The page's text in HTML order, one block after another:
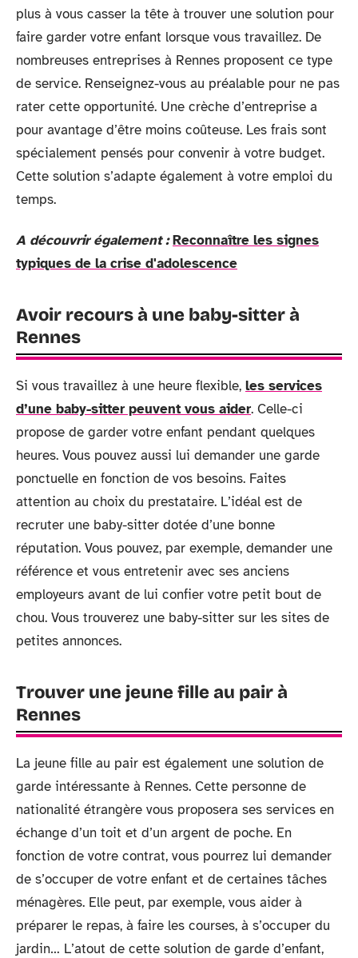
plus à vous casser la tête à trouver une solution pour
faire garder votre enfant lorsque vous travaillez. De
nombreuses entreprises à Rennes proposent ce type
de service. Renseignez-vous au préalable pour ne pas
rater cette opportunité. Une crèche d’entreprise a
pour avantage d’être moins coûteuse. Les frais sont
spécialement pensés pour convenir à votre budget.
Cette solution s’adapte également à votre emploi du
temps.
A découvrir également : Reconnaître les signes
typiques de la crise d'adolescence
Avoir recours à une baby-sitter à
Rennes
Si vous travaillez à une heure flexible, les services
d’une baby-sitter peuvent vous aider. Celle-ci
propose de garder votre enfant pendant quelques
heures. Vous pouvez aussi lui demander une garde
ponctuelle en fonction de vos besoins. Faites
attention au choix du prestataire. L’idéal est de
recruter une baby-sitter dotée d’une bonne
réputation. Vous pouvez, par exemple, demander une
référence et vous entretenir avec ses anciens
employeurs avant de lui confier votre petit bout de
chou. Vous trouverez une baby-sitter sur les sites de
petites annonces.
Trouver une jeune fille au pair à
Rennes
La jeune fille au pair est également une solution de
garde intéressante à Rennes. Cette personne de
nationalité étrangère vous proposera ses services en
échange d’un toit et d’un argent de poche. En
fonction de votre contrat, vous pourrez lui demander
de s’occuper de votre enfant et de certaines tâches
ménagères. Elle peut, par exemple, vous aider à
préparer le repas, à faire les courses, à s’occuper du
jardin… L’atout de cette solution de garde d’enfant,